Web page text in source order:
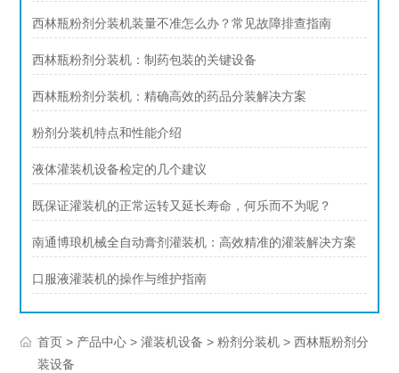
西林瓶粉剂分装机装量不准怎么办？常见故障排查指南
西林瓶粉剂分装机：制药包装的关键设备
西林瓶粉剂分装机：精确高效的药品分装解决方案
粉剂分装机特点和性能介绍
液体灌装机设备检定的几个建议
既保证灌装机的正常运转又延长寿命，何乐而不为呢？
南通博琅机械全自动膏剂灌装机：高效精准的灌装解决方案
口服液灌装机的操作与维护指南
首页 > 产品中心 >灌装机设备 >粉剂分装机 > 西林瓶粉剂分
装设备